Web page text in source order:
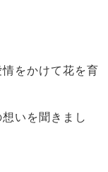
をかけて花を育
いを聞きまし